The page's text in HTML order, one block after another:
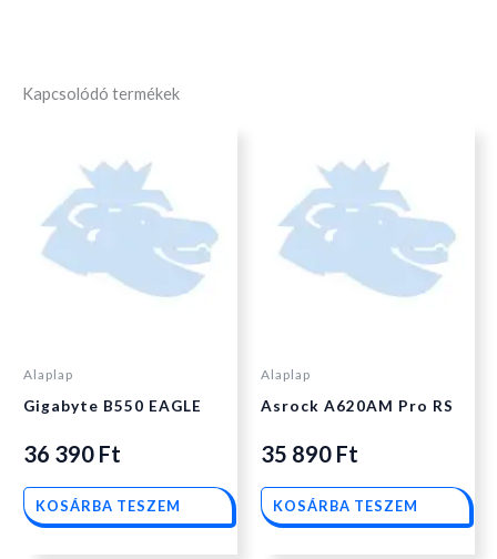
Kapcsolódó termékek
Alaplap
Gigabyte B550 EAGLE
36 390 Ft
KOSÁRBA TESZEM
Alaplap
Asrock A620AM Pro RS
35 890 Ft
KOSÁRBA TESZEM